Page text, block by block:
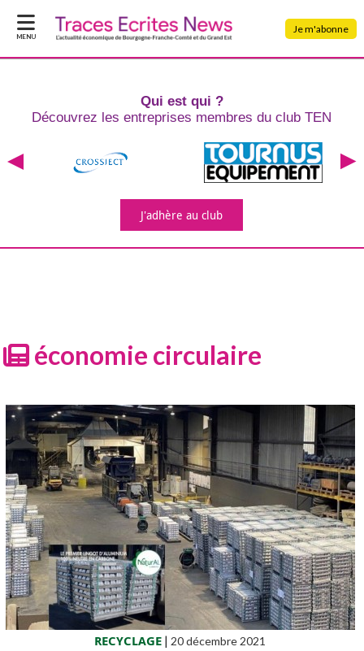
MENU
Je m'abonne
Qui est qui ?
Découvrez les entreprises membres du club TEN
J'adhèreau club
économie circulaire
RECYCLAGE | 20 décembre 2021